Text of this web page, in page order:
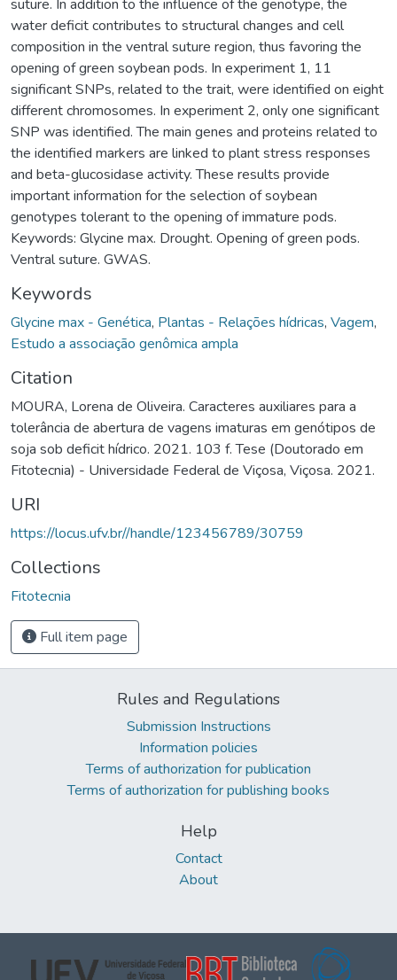
suture. In addition to the influence of the genotype, the
water deficit contributes to structural changes and cell
composition in the ventral suture region, thus favoring the
opening of green soybean pods. In experiment 1, 11
significant SNPs, related to the trait, were identified on eight
different chromosomes. In experiment 2, only one significant
SNP was identified. The main genes and proteins related to
the identified markers are linked to plant stress responses
and beta-glucosidase activity. These results provide
important information for the selection of soybean
genotypes tolerant to the opening of immature pods.
Keywords: Glycine max. Drought. Opening of green pods.
Ventral suture. GWAS.
Keywords
Glycine max - Genética, Plantas - Relações hídricas, Vagem,
Estudo a associação genômica ampla
Citation
MOURA, Lorena de Oliveira. Caracteres auxiliares para a
tolerância de abertura de vagens imaturas em genótipos de
soja sob deficit hídrico. 2021. 103 f. Tese (Doutorado em
Fitotecnia) - Universidade Federal de Viçosa, Viçosa. 2021.
URI
https://locus.ufv.br//handle/123456789/30759
Collections
Fitotecnia
Full item page
Rules and Regulations
Submission Instructions
Information policies
Terms of authorization for publication
Terms of authorization for publishing books
Help
Contact
About